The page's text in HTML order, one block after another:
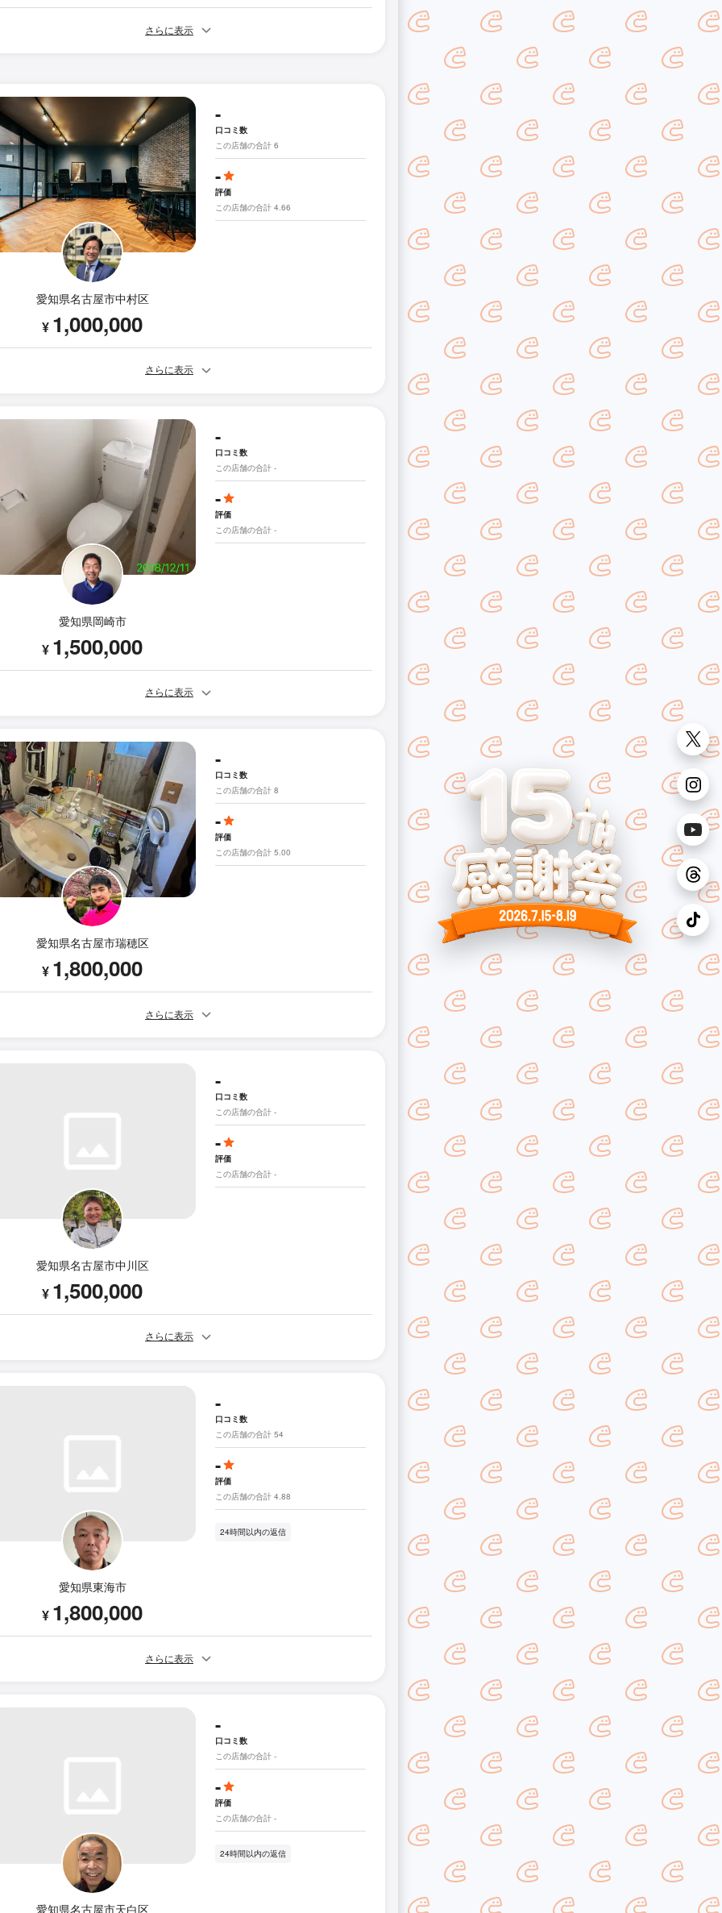
さらに表示
愛知県名古屋市中村区
¥ 1,000,000
-
口コミ数
この店舗の合計 6
-
評価
この店舗の合計 4.66
さらに表示
愛知県岡崎市
¥ 1,500,000
-
口コミ数
この店舗の合計 -
-
評価
この店舗の合計 -
さらに表示
愛知県名古屋市瑞穂区
¥ 1,800,000
-
口コミ数
この店舗の合計 8
-
評価
この店舗の合計 5.00
さらに表示
愛知県名古屋市中川区
¥ 1,500,000
-
口コミ数
この店舗の合計 -
-
評価
この店舗の合計 -
さらに表示
愛知県東海市
¥ 1,800,000
-
口コミ数
この店舗の合計 54
-
評価
この店舗の合計 4.88
24時間以内の返信
さらに表示
愛知県名古屋市天白区
-
口コミ数
この店舗の合計 -
-
評価
この店舗の合計 -
24時間以内の返信